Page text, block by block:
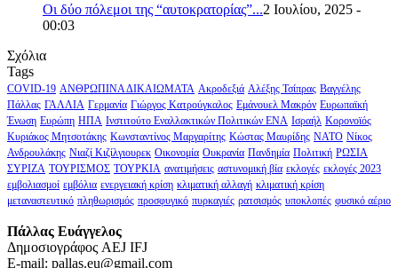
Οι δύο πόλεμοι της “αυτοκρατορίας”...2 Ιουλίου, 2025 -
00:03
Σχόλια
Tags
COVID-19 ΑΝΘΡΩΠΙΝΑ ΔΙΚΑΙΩΜΑΤΑ Ακροδεξιά Αλέξης Τσίπρας Βαγγέλης
Πάλλας ΓΑΛΛΙΑ Γερμανία Γιώργος Κατρούγκαλος Εμάνουελ Μακρόν Ευρωπαϊκή
Ένωση Ευρώπη ΗΠΑ Ινστιτούτο Εναλλακτικών Πολιτικών ΕΝΑ Ισραήλ Κορονοϊός
Κυριάκος Μητσοτάκης Κωνσταντίνος Μαργαρίτης Κώστας Μαυρίδης ΝΑΤΟ Νίκος
Ανδρουλάκης Νιαζί Κιζίλγιουρεκ Οικονομία Ουκρανία Πανδημία Πολιτική ΡΩΣΙΑ
ΣΥΡΙΖΑ ΤΟΥΡΙΣΜΟΣ ΤΟΥΡΚΙΑ ανατιμήσεις αστυνομική βία εκλογές εκλογές 2023
εμβολιασμοί εμβόλια ενεργειακή κρίση κλιματική αλλαγή κλιματική κρίση
μεταναστευτικό πληθωρισμός προσφυγικό πυρκαγιές ρατσισμός υποκλοπές φυσικό αέριο
Πάλλας Ευάγγελος
Δημοσιογράφος AEJ ΙFJ
E-mail: pallas.eu@gmail.com